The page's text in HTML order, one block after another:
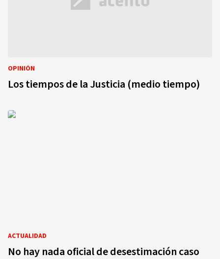
OPINIÓN
Los tiempos de la Justicia (medio tiempo)
ACTUALIDAD
No hay nada oficial de desestimación caso